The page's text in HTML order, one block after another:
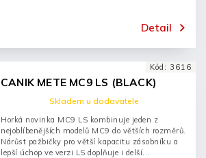
Detail
CANIK METE MC9 LS (BLACK)
Skladem u dodavatele
Horká novinka MC9 LS kombinuje jeden z
nejoblíbenějších modelů MC9 do větších rozměrů.
Nárůst pažbičky pro větší kapacitu zásobníku a
lepší úchop ve verzi LS doplňuje i delší...
Kód: 3616